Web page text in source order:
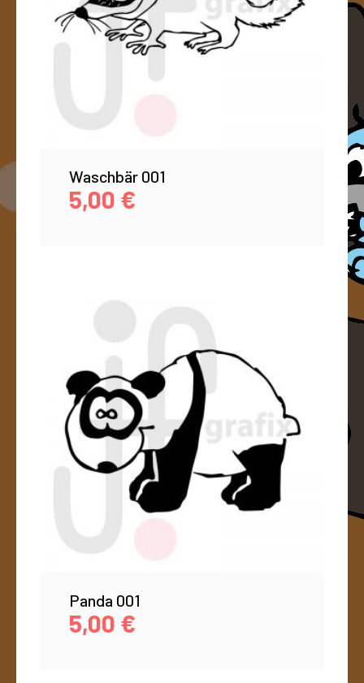
Waschbär 001
5,00 €
Panda 001
5,00 €